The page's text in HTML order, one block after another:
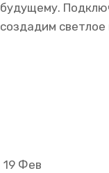
будущему.
создадим светлое
19 Фев